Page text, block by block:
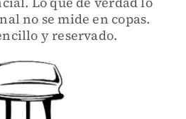
no se mide en copas.
y reservado.